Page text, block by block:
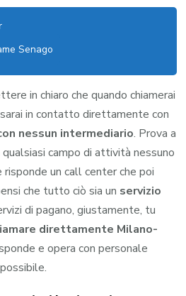
Senago
in chiaro che quando chiamerai
sarai in contatto direttamente con
nessun intermediario. Prova a
campo di attività nessuno
risponde un call center che poi
che tutto ciò sia un servizio
di pagano, giustamente, tu
direttamente Milano-
e opera con personale